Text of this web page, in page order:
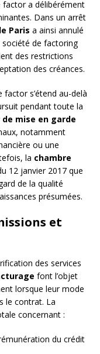
factor a délibérément
Dans un arrêt
Paris a ainsi annulé
société de factoring
des restrictions
des créances.
factor s’étend au-delà
pendant toute la
de mise en garde
notamment
ou une
la chambre
12 janvier 2017 que
de la qualité
présumées.
et
des services
font l’objet
lorsque leur mode
le contrat. La
concernant :
du crédit